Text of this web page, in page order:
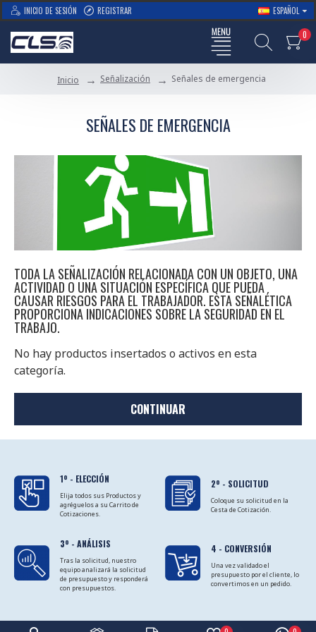
INICIO DE SESIÓN REGISTRAR ESPAÑOL
0
Inicio Señalización Señales de emergencia
SEÑALES DE EMERGENCIA
TODA LA SEÑALIZACIÓN RELACIONADA CON UN OBJETO, UNA
ACTIVIDAD O UNA SITUACIÓN ESPECÍFICA QUE PUEDA
CAUSAR RIESGOS PARA EL TRABAJADOR. ESTA SEÑALÉTICA
PROPORCIONA INDICACIONES SOBRE LA SEGURIDAD EN EL
TRABAJO.
No hay productos insertados o activos en esta
categoría.
CONTINUAR
1º - ELECCIÓN
Elija todos sus Productos y
agréguelos a su Carrito de
Cotizaciones.
2º - SOLICITUD
Coloque su solicitud en la
Cesta de Cotización.
3º - ANÁLISIS
Tras la solicitud, nuestro
equipo analizará la solicitud
de presupuesto y responderá
con presupuestos.
4 - CONVERSIÓN
Una vez validado el
presupuesto por el cliente, lo
convertimos en un pedido.